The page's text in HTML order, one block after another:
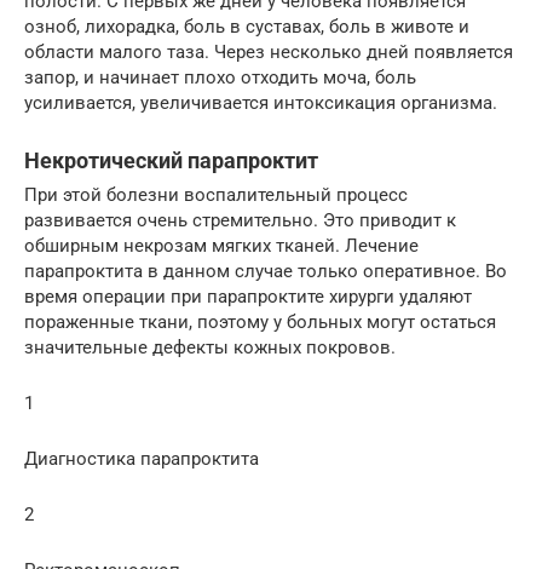
озноб, лихорадка, боль в суставах, боль в животе и
области малого таза. Через несколько дней появляется
запор, и начинает плохо отходить моча, боль
усиливается, увеличивается интоксикация организма.
Некротический парапроктит
При этой болезни воспалительный процесс
развивается очень стремительно. Это приводит к
обширным некрозам мягких тканей. Лечение
парапроктита в данном случае только оперативное. Во
время операции при парапроктите хирурги удаляют
пораженные ткани, поэтому у больных могут остаться
значительные дефекты кожных покровов.
1
Диагностика парапроктита
2